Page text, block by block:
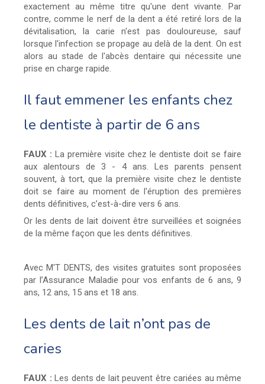
exactement au même titre qu'une dent vivante. Par
contre, comme le nerf de la dent a été retiré lors de la
dévitalisation, la carie n'est pas douloureuse, sauf
lorsque l'infection se propage au delà de la dent. On est
alors au stade de l'abcès dentaire qui nécessite une
prise en charge rapide.
Il faut emmener les enfants chez
le dentiste à partir de 6 ans
FAUX : La première visite chez le dentiste doit se faire
aux alentours de 3 - 4 ans. Les parents pensent
souvent, à tort, que la première visite chez le dentiste
doit se faire au moment de l'éruption des premières
dents définitives, c’est-à-dire vers 6 ans.
Or les dents de lait doivent être surveillées et soignées
de la même façon que les dents définitives.
Avec M'T DENTS, des visites gratuites sont proposées
par l’Assurance Maladie pour vos enfants de 6 ans, 9
ans, 12 ans, 15 ans et 18 ans.
Les dents de lait n’ont pas de
caries
FAUX : Les dents de lait peuvent être cariées au même